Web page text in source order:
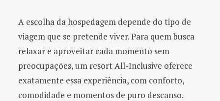
A escolha da hospedagem depende do tipo de
viagem que se pretende viver. Para quem busca
relaxar e aproveitar cada momento sem
preocupações, um resort All-Inclusive oferece
exatamente essa experiência, com conforto,
comodidade e momentos de puro descanso.